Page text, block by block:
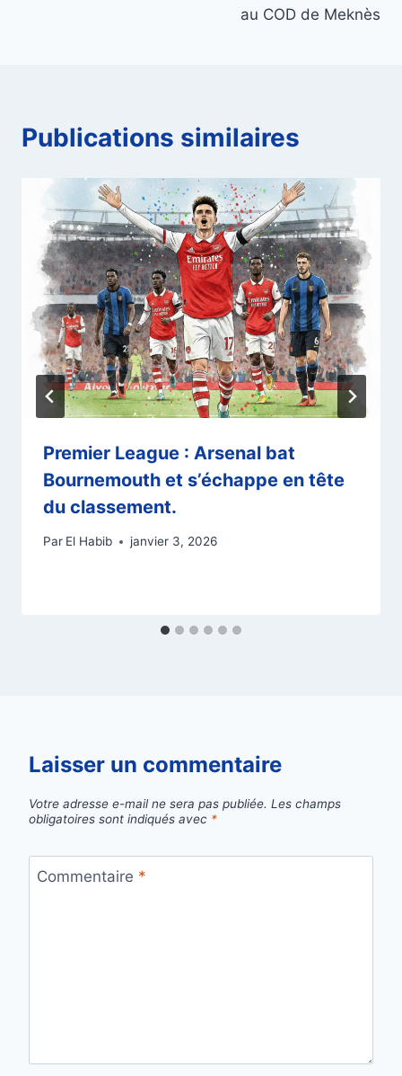
au COD de Meknès
Publications similaires
Premier League : Arsenal bat
Bournemouth et s’échappe en tête
du classement.
Par El Habib janvier 3, 2026
Laisser un commentaire
Votre adresse e-mail ne sera pas publiée. Les champs
obligatoires sont indiqués avec *
Commentaire *